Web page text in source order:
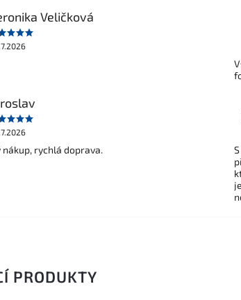
Veličková
rychlá doprava.
PRODUKTY